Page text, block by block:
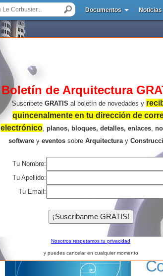
Documentos Noticias
Noticias de Arquitectura : Coliseo de Roma
Resultados
Boletín de Arquitectura
Suscribete GRATIS al boletín de novedades y
quincenalmente en tu dirección de
electrónico, planos, bloques, detalles, enlaces,
softwarey eventossobre Arquitecturay
Tu Nombre:
Tu Apellido:
Tu Email:
Nosotros respetamos tu privacidad
y puedes cancelar en cualquier momento